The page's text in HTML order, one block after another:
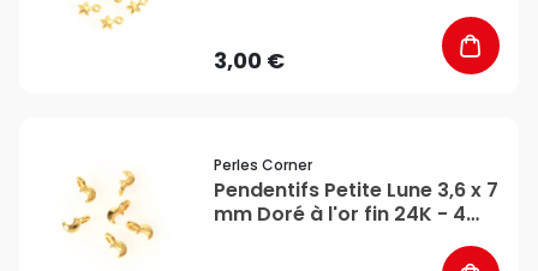
3,00 €
Perles Corner
Pendentifs Petite Lune 3,6 x 7
mm Doré à l'or fin 24K - 4